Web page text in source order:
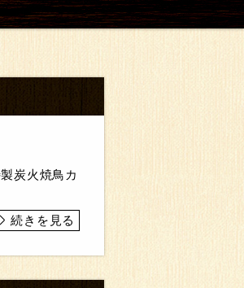
炭火焼鳥カ
続きを見る